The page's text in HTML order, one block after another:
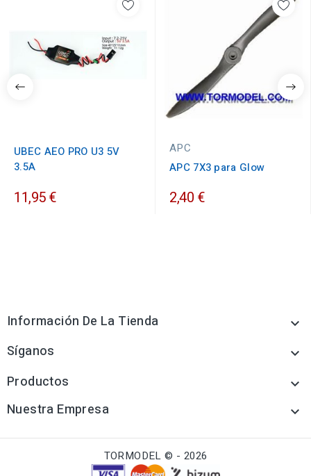
UBEC AEO PRO U3 5V
3.5A
11,95 €
APC
APC 7X3 para Glow
2,40 €
Información De La Tienda 
Síganos 
Productos 
Nuestra Empresa 
TORMODEL © - 2026